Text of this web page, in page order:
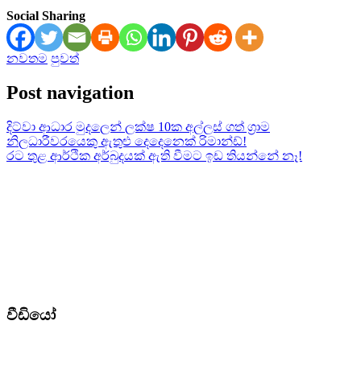
Social Sharing
නවතම පුවත්
Post navigation
දිට්වා ආධාර මුදලෙන් ලක්ෂ 10ක අල්ලස් ගත් ග්‍රාම
නිලධාරීවරයෙකු ඇතුළු දෙදෙනෙක් රිමාන්ඩ්!
රට තුළ ආර්ථික අර්බුදයක් ඇති වීමට ඉඩ තියන්නේ නෑ!
වීඩියෝ